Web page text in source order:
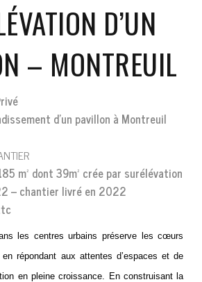
D’UN
– MONTREUIL
rivé
d’un pavillon à Montreuil
m² dont 39m² crée par surélévation
– chantier livré en 2022
les centres urbains préserve les cœurs
répondant aux attentes d’espaces et de
en pleine croissance. En construisant la